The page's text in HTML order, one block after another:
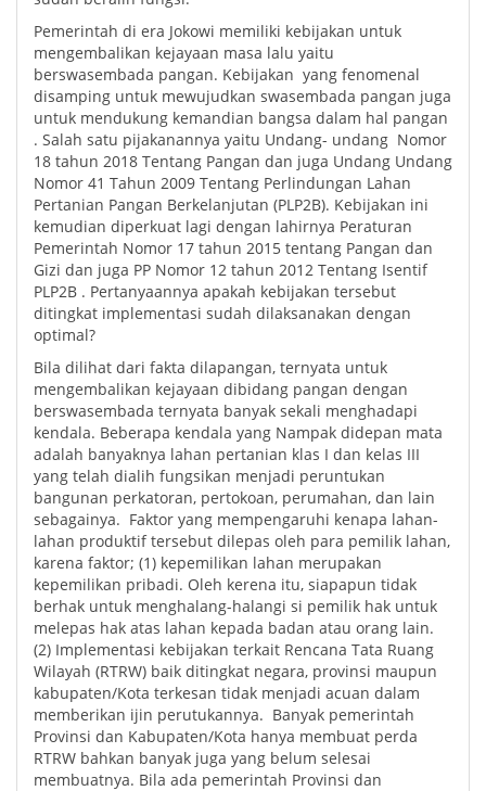
Pemerintah di era Jokowi memiliki kebijakan untuk
mengembalikan kejayaan masa lalu yaitu
berswasembada pangan. Kebijakan yang fenomenal
disamping untuk mewujudkan swasembada pangan juga
untuk mendukung kemandian bangsa dalam hal pangan
. Salah satu pijakanannya yaitu Undang- undang Nomor
18 tahun 2018 Tentang Pangan dan juga Undang Undang
Nomor 41 Tahun 2009 Tentang Perlindungan Lahan
Pertanian Pangan Berkelanjutan (PLP2B). Kebijakan ini
kemudian diperkuat lagi dengan lahirnya Peraturan
Pemerintah Nomor 17 tahun 2015 tentang Pangan dan
Gizi dan juga PP Nomor 12 tahun 2012 Tentang Isentif
PLP2B . Pertanyaannya apakah kebijakan tersebut
ditingkat implementasi sudah dilaksanakan dengan
optimal?
Bila dilihat dari fakta dilapangan, ternyata untuk
mengembalikan kejayaan dibidang pangan dengan
berswasembada ternyata banyak sekali menghadapi
kendala. Beberapa kendala yang Nampak didepan mata
adalah banyaknya lahan pertanian klas I dan kelas III
yang telah dialih fungsikan menjadi peruntukan
bangunan perkatoran, pertokoan, perumahan, dan lain
sebagainya. Faktor yang mempengaruhi kenapa lahan-
lahan produktif tersebut dilepas oleh para pemilik lahan,
karena faktor; (1) kepemilikan lahan merupakan
kepemilikan pribadi. Oleh kerena itu, siapapun tidak
berhak untuk menghalang-halangi si pemilik hak untuk
melepas hak atas lahan kepada badan atau orang lain.
(2) Implementasi kebijakan terkait Rencana Tata Ruang
Wilayah (RTRW) baik ditingkat negara, provinsi maupun
kabupaten/Kota terkesan tidak menjadi acuan dalam
memberikan ijin perutukannya. Banyak pemerintah
Provinsi dan Kabupaten/Kota hanya membuat perda
RTRW bahkan banyak juga yang belum selesai
membuatnya. Bila ada pemerintah Provinsi dan